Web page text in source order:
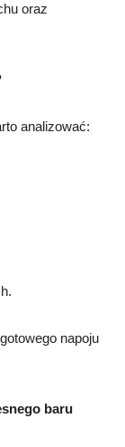
oraz
analizować:
napoju
baru